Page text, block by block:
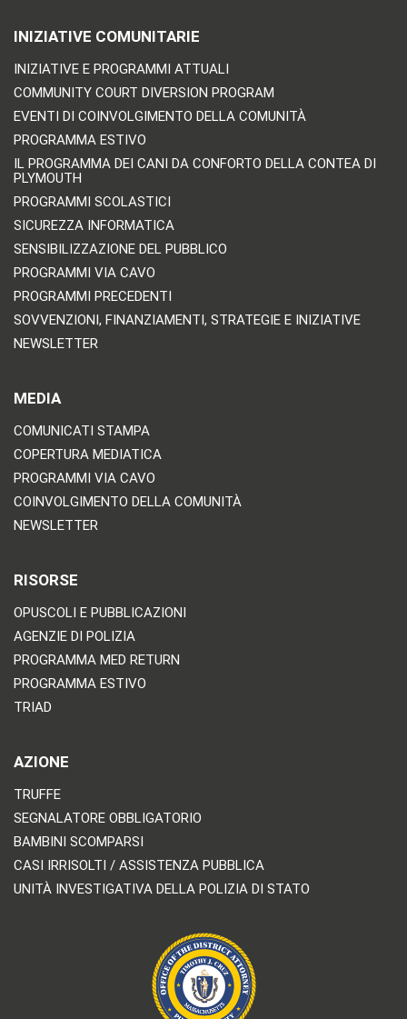
INIZIATIVE COMUNITARIE
INIZIATIVE E PROGRAMMI ATTUALI
COMMUNITY COURT DIVERSION PROGRAM
EVENTI DI COINVOLGIMENTO DELLA COMUNITÀ
PROGRAMMA ESTIVO
IL PROGRAMMA DEI CANI DA CONFORTO DELLA CONTEA DI
PLYMOUTH
PROGRAMMI SCOLASTICI
SICUREZZA INFORMATICA
SENSIBILIZZAZIONE DEL PUBBLICO
PROGRAMMI VIA CAVO
PROGRAMMI PRECEDENTI
SOVVENZIONI, FINANZIAMENTI, STRATEGIE E INIZIATIVE
NEWSLETTER
MEDIA
COMUNICATI STAMPA
COPERTURA MEDIATICA
PROGRAMMI VIA CAVO
COINVOLGIMENTO DELLA COMUNITÀ
NEWSLETTER
RISORSE
OPUSCOLI E PUBBLICAZIONI
AGENZIE DI POLIZIA
PROGRAMMA MED RETURN
PROGRAMMA ESTIVO
TRIAD
AZIONE
TRUFFE
SEGNALATORE OBBLIGATORIO
BAMBINI SCOMPARSI
CASI IRRISOLTI / ASSISTENZA PUBBLICA
UNITÀ INVESTIGATIVA DELLA POLIZIA DI STATO